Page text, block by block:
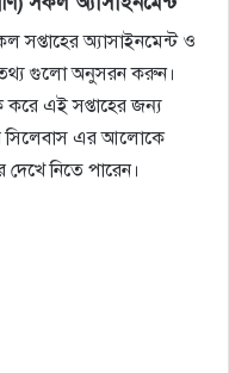
সপ্তাহের অ্যাসাইনমেন্ট ও
তথ্য গুলো অনুসরন করুন।
করে এই সপ্তাহের জন্য
সিলেবাস এর আলোকে
নিতে পারেন।